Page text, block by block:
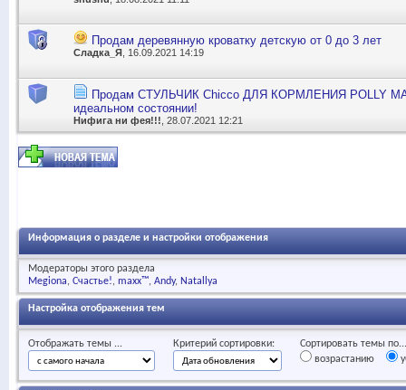
Продам деревянную кроватку детскую от 0 до 3 лет
Сладка_Я , 16.09.2021 14:19
Продам СТУЛЬЧИК Chicco ДЛЯ КОРМЛЕНИЯ POLLY
идеальном состоянии!
Нифига ни фея!!! , 28.07.2021 12:21
Информация о разделе и настройки отображения
Модераторы этого раздела
Megiona Счастье! maxx™ Andy Natallya
Настройка отображения тем
Отображать темы ... Критерий сортировки:
Сортировать темы по...
возрастанию